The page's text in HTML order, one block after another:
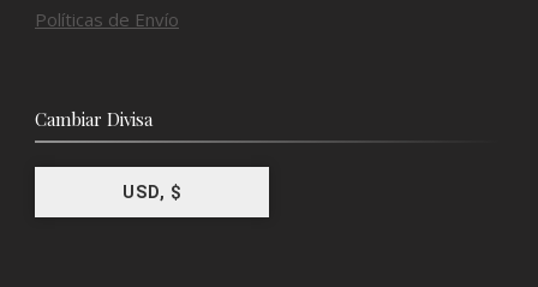
Políticas de Envío
Cambiar Divisa
USD, $